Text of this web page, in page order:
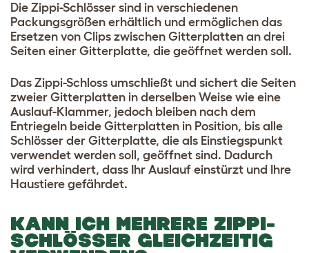
Die Zippi-Schlösser sind in verschiedenen
Packungsgrößen erhältlich und ermöglichen das
Ersetzen von Clips zwischen Gitterplatten an drei
Seiten einer Gitterplatte, die geöffnet werden soll.
Das Zippi-Schloss umschließt und sichert die Seiten
zweier Gitterplatten in derselben Weise wie eine
Auslauf-Klammer, jedoch bleiben nach dem
Entriegeln beide Gitterplatten in Position, bis alle
Schlösser der Gitterplatte, die als Einstiegspunkt
verwendet werden soll, geöffnet sind. Dadurch
wird verhindert, dass Ihr Auslauf einstürzt und Ihre
Haustiere gefährdet.
KANN ICH MEHRERE ZIPPI-
SCHLÖSSER GLEICHZEITIG